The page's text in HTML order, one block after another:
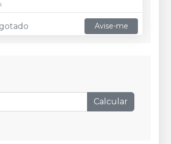
Avise-me
:
nas
Adicionar
Calcular